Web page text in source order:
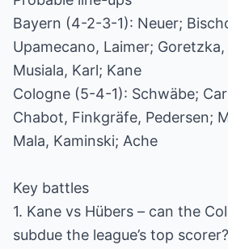
Bayern (4-2-3-1): Neuer;
Upamecano, Laimer;
Musiala, Karl; Kane
Cologne (5-4-1): Schwäbe;
Chabot, Finkgräfe, Pedersen;
Mala, Kaminski; Ache
Key battles
1. Kane vs Hübers – can the
subdue the league’s top scorer?